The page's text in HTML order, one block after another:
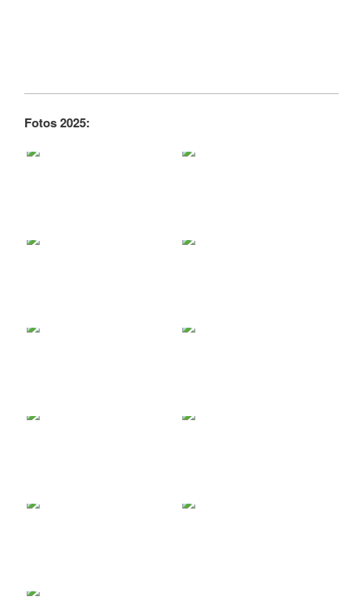
Fotos 2025: